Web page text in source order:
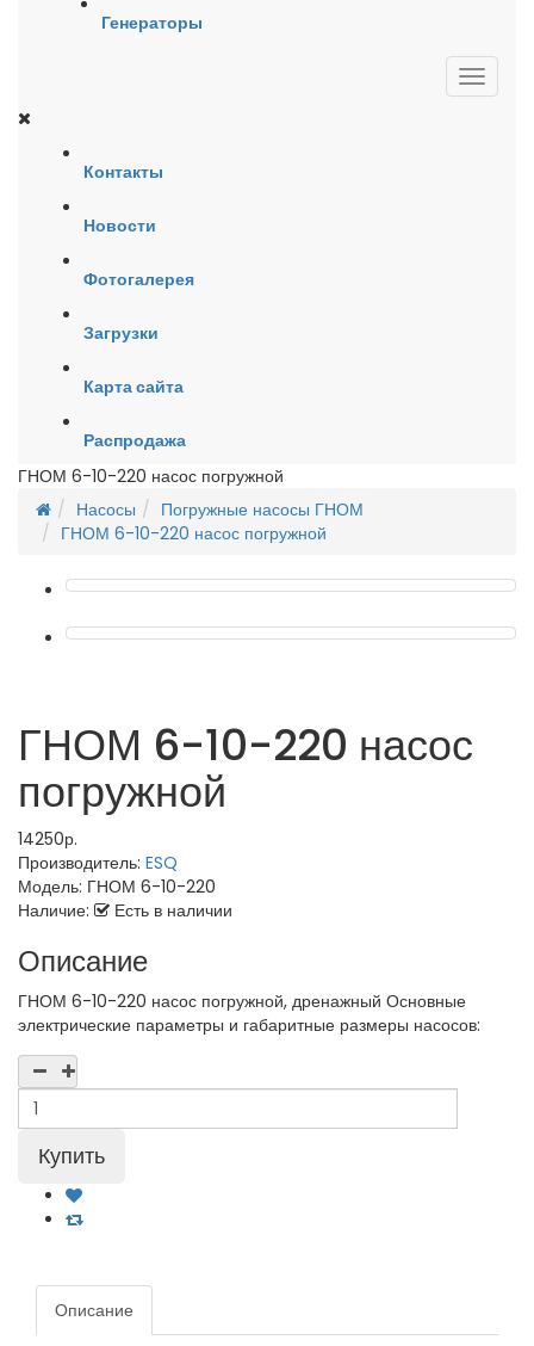
Генераторы
Контакты
Новости
Фотогалерея
Загрузки
Карта сайта
Распродажа
ГНОМ 6-10-220 насос погружной
Насосы
Погружные насосы ГНОМ
ГНОМ 6-10-220 насос погружной
ГНОМ 6-10-220 насос
погружной
14250р.
Производитель: ESQ
Модель: ГНОМ 6-10-220
Наличие:
Есть в наличии
Описание
ГНОМ 6-10-220 насос погружной, дренажный Основные
электрические параметры и габаритные размеры насосов:
Описание